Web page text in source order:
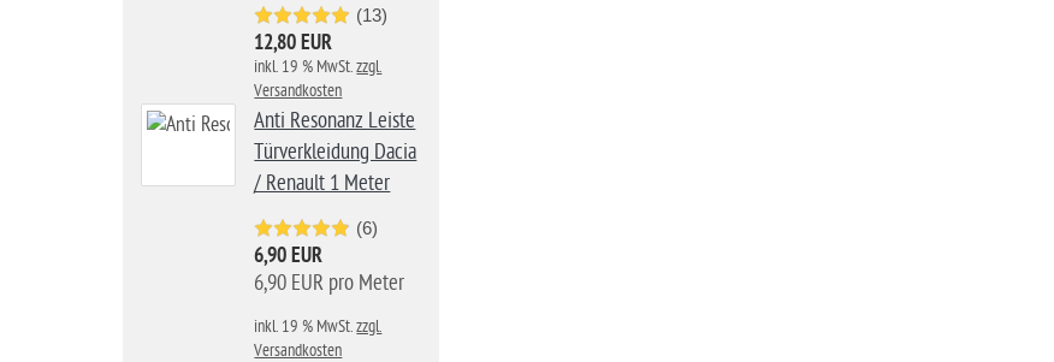
(13)
12,80 EUR
inkl. 19 % MwSt.zzgl.
Versandkosten
Anti Resonanz Leiste
Türverkleidung Dacia
/ Renault 1 Meter
(6)
6,90 EUR
6,90 EUR pro Meter
inkl. 19 % MwSt.zzgl.
Versandkosten